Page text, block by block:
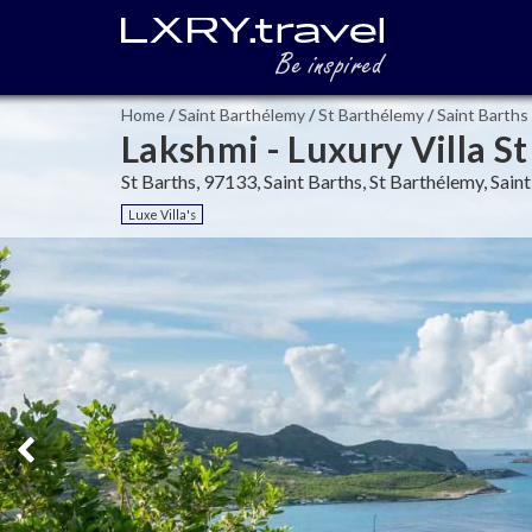
Home/Saint Barthélemy/St Barthélemy/Saint Barths
Lakshmi - Luxury Villa
St Barths, 97133, Saint Barths, St Barthélemy,
Luxe Villa's